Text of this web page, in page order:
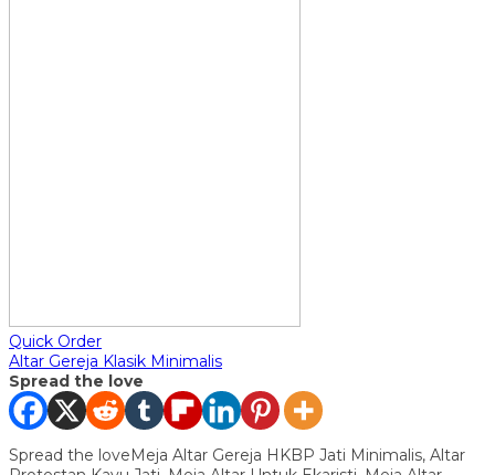
Quick Order
Altar Gereja Klasik Minimalis
Spread the love
Spread the loveMeja Altar Gereja HKBP Jati Minimalis, Altar